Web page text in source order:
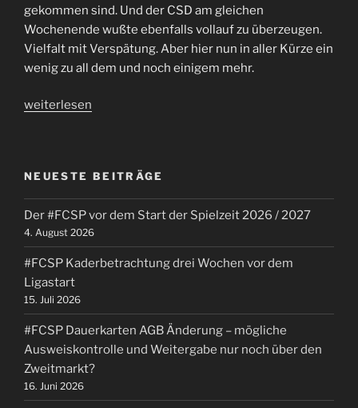
gekommen sind. Und der CSD am gleichen
Wochenende wußte ebenfalls vollauf zu überzeugen.
Vielfalt mit Verspätung. Aber hier nun in aller Kürze ein
wenig zu all dem und noch einigem mehr.
„Vielfalt
und
Pokalauftritt
des
#FCSP
in
Münster“
weiterlesen
NEUESTE BEITRÄGE
Der #FCSP vor dem Start der Spielzeit 2026 / 2027
4. August 2026
#FCSP Kaderbetrachtung drei Wochen vor dem
Ligastart
15. Juli 2026
#FCSP Dauerkarten AGB Änderung – mögliche
Ausweiskontrolle und Weitergabe nur noch über den
Zweitmarkt?
16. Juni 2026